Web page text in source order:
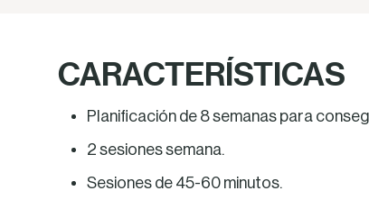
CARACTERÍSTICAS
Planificación de 8 semanas para
2 sesiones semana.
Sesiones de 45-60 minutos.